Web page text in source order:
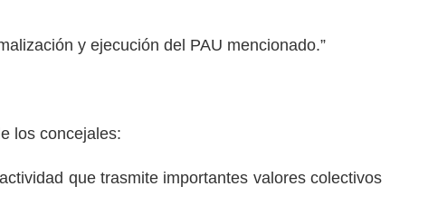
y ejecución del PAU mencionado.”
los concejales:
que trasmite importantes valores colectivos